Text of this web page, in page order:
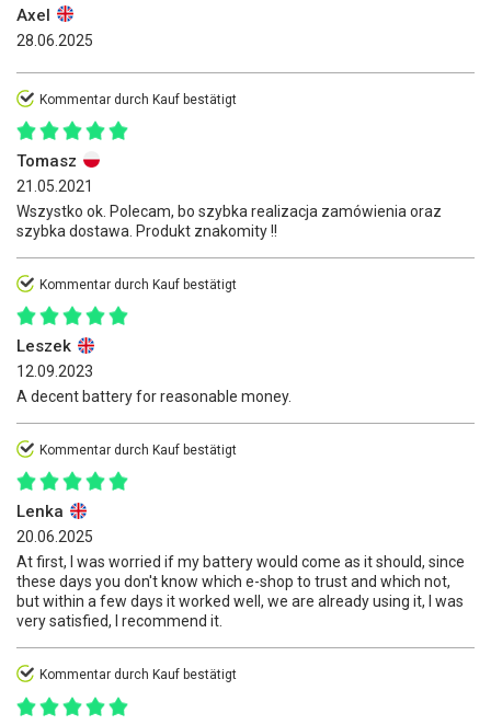
Axel
28.06.2025
Kommentar durch Kauf bestätigt
Tomasz
21.05.2021
Wszystko ok. Polecam, bo szybka realizacja zamówienia oraz
szybka dostawa. Produkt znakomity !!
Kommentar durch Kauf bestätigt
Leszek
12.09.2023
A decent battery for reasonable money.
Kommentar durch Kauf bestätigt
Lenka
20.06.2025
At first, I was worried if my battery would come as it should, since
these days you don't know which e-shop to trust and which not,
but within a few days it worked well, we are already using it, I was
very satisfied, I recommend it.
Kommentar durch Kauf bestätigt